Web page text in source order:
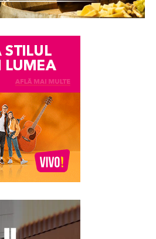
o neînțelegere între colegi
și credibilității unei persoane.
când acuzațiile se dovedesc
asupra reputației pot
a angajatorului sau chiar a
fi afectată, iar procesul de
fi dificil.
unele persoane aleg în mod
test poligraf pentru a susține
lor. Examinarea nu stabilește
suplimentar de
la clarificarea
au apărut suspiciunile.